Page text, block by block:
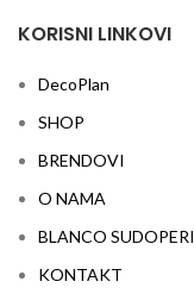
KORISNI LINKOVI
DecoPlan
SHOP
BRENDOVI
O NAMA
BLANCO SUDOPERI
KONTAKT